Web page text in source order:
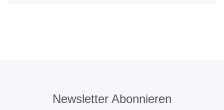
Newsletter Abonnieren